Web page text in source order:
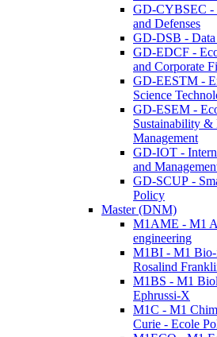
GD-CYBSEC -
and Defenses
GD-DSB - Data
GD-EDCF -
and Corporate
GD-EESTM -
Science
GD-ESEM -
Sustainability &
Management
GD-IOT -
and
GD-SCUP -
Policy
Master (DNM)
M1AME - M1
engineering
M1BI - M1 Bio-
Rosalind
M1BS - M1
Ephrussi-X
M1C - M1
Curie - Ecole